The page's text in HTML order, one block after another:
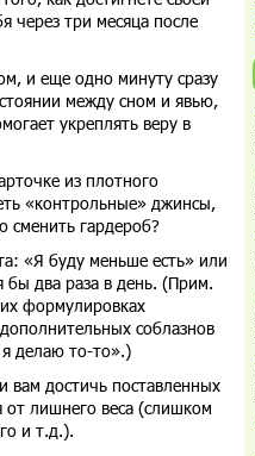
через три месяца после
и еще одно минуту сразу
между сном и явью,
укреплять веру в
из плотного
«контрольные» джинсы,
сменить гардероб?
«Я буду меньше есть» или
бы два раза в день. (Прим.
формулировках
соблазнов
делаю то-то».)
вам достичь поставленных
от лишнего веса (слишком
и т.д.).